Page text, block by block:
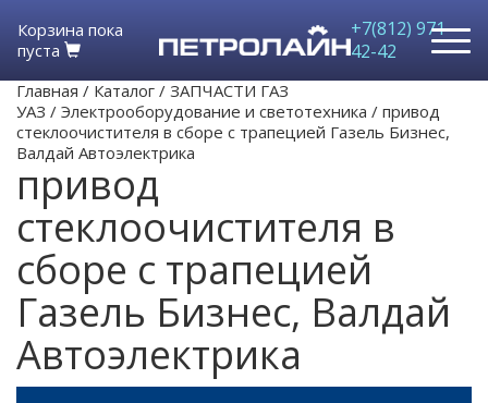
Корзина пока
пуста
+7(812) 971-
42-42
Главная / Каталог / ЗАПЧАСТИ ГАЗ
УАЗ / Электрооборудование и светотехника / привод
стеклоочистителя в сборе с трапецией Газель Бизнес,
Валдай Автоэлектрика
привод
стеклоочистителя в
сборе с трапецией
Газель Бизнес, Валдай
Автоэлектрика